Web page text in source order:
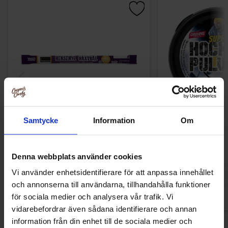
Samtycke Information Om
Denna webbplats använder cookies
Vi använder enhetsidentifierare för att anpassa innehållet
och annonserna till användarna, tillhandahålla funktioner
för sociala medier och analysera vår trafik. Vi
vidarebefordrar även sådana identifierare och annan
information från din enhet till de sociala medier och
6.90 kr
Køb Køb